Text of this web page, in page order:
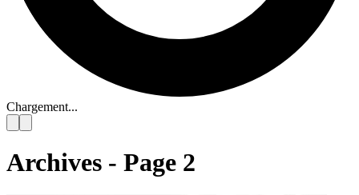
Chargement...
Archives - Page 2